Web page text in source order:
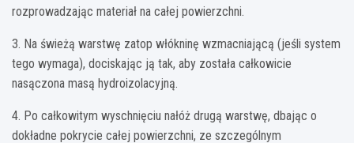
rozprowadzając materiał na całej powierzchni.
3. Na świeżą warstwę zatop włókninę wzmacniającą (jeśli system
tego wymaga), dociskając ją tak, aby została całkowicie
nasączona masą hydroizolacyjną.
4. Po całkowitym wyschnięciu nałóż drugą warstwę, dbając o
dokładne pokrycie całej powierzchni, ze szczególnym